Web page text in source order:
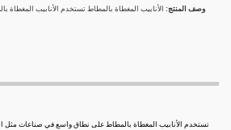
وصف المنتج: الأنابيب المغطاة بالمطاط تستخدم الأنابيب
تستخدم الأنابيب المغطاة بالمطاط على نطاق واسع في صناعات مثل